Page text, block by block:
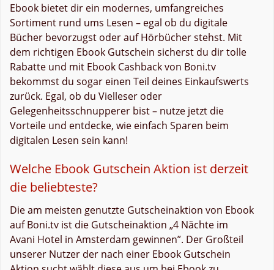
Ebook bietet dir ein modernes, umfangreiches
Sortiment rund ums Lesen – egal ob du digitale
Bücher bevorzugst oder auf Hörbücher stehst. Mit
dem richtigen Ebook Gutschein sicherst du dir tolle
Rabatte und mit Ebook Cashback von Boni.tv
bekommst du sogar einen Teil deines Einkaufswerts
zurück. Egal, ob du Vielleser oder
Gelegenheitsschnupperer bist – nutze jetzt die
Vorteile und entdecke, wie einfach Sparen beim
digitalen Lesen sein kann!
Welche Ebook Gutschein Aktion ist derzeit
die beliebteste?
Die am meisten genutzte Gutscheinaktion von Ebook
auf Boni.tv ist die Gutscheinaktion „4 Nächte im
Avani Hotel in Amsterdam gewinnen”. Der Großteil
unserer Nutzer der nach einer Ebook Gutschein